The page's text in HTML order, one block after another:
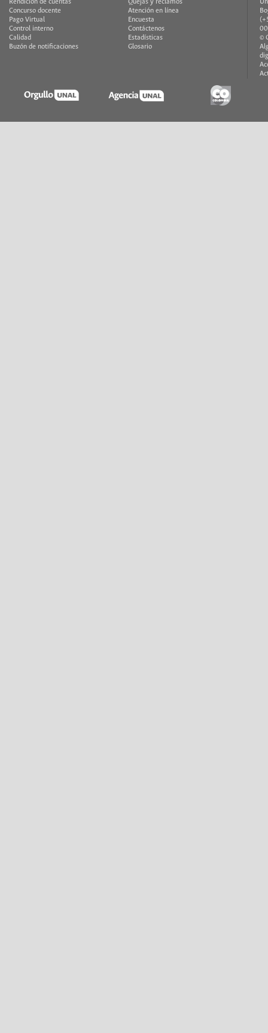
Rendición de cuentas
Concurso docente
Pago Virtual
Control interno
Calidad
Buzón de notificaciones
Quejas y reclamos
Atención en línea
Encuesta
Contáctenos
Estadísticas
Glosario
©